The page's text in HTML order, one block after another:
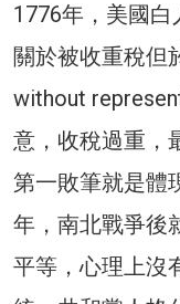
1776年，美國
關於被收重稅但
without
意，收稅過重，
第一敗筆就是體
年，南北戰爭後
平等，心理上沒